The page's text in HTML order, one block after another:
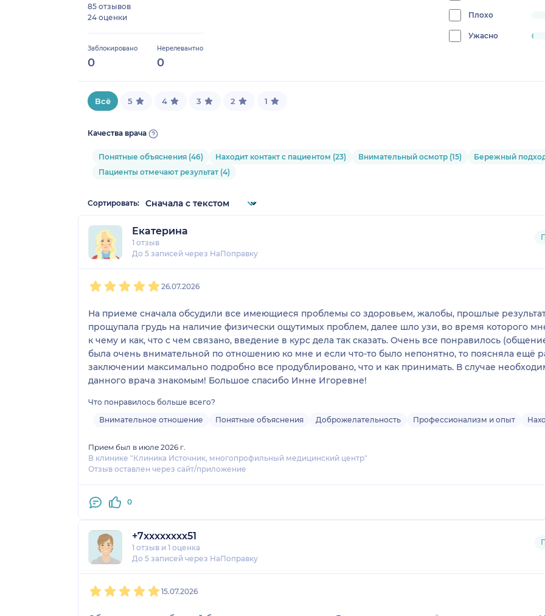
85 отзывов
24 оценки
Заблокировано
0
Нерелевантно
0
Плохо
Ужасно
Всё 5 4 3 2 1
Качества врача
Понятные объяснения (46) Находит контакт с пациентом (23) Внимательный осмотр (15)
Бережный
Пациенты отмечают результат (4)
Сортировать:
Екатерина
1 отзыв
До 5 записей через НаПоправку
26.07.2026
На приеме сначала обсудили все имеющиеся проблемы со здоровьем, жалобы, прошлые
прощупала грудь на наличие физически ощутимых проблем, далее шло узи, во время которого
к чему и как, что с чем связано, введение в курс дела так сказать. Очень все понравилось
была очень внимательной по отношению ко мне и если что-то было непонятно, то поясняла ещё
заключении максимально подробно все продублировано, что и как принимать. В случае
данного врача знакомым! Большое спасибо Инне Игоревне!
Что понравилось больше всего?
Внимательное отношение
Понятные объяснения Доброжелательность Профессионализм и опыт
Прием был в июле 2026 г.
В клинике "Клиника Источник, многопрофильный медицинский центр"
Отзыв оставлен через сайт/приложение
0
+7xxxxxxxx51
1 отзыв и 1 оценка
До 5 записей через НаПоправку
15.07.2026